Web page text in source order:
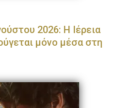
2026: Η Ιέρεια
μόνο μέσα στη